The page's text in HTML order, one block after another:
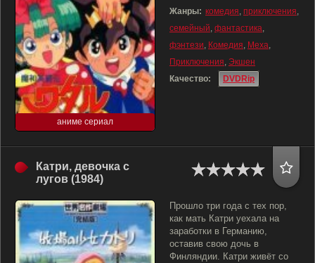
аниме сериал
Жанры: комедия, приключения,
семейный, фантастика,
фэнтези, Комедия, Меха,
Приключения, Экшен
Качество:
DVDRip
Катри, девочка с
лугов (1984)
Прошло три года с тех пор,
как мать Катри уехала на
заработки в Германию,
оставив свою дочь в
Финляндии. Катри живёт со